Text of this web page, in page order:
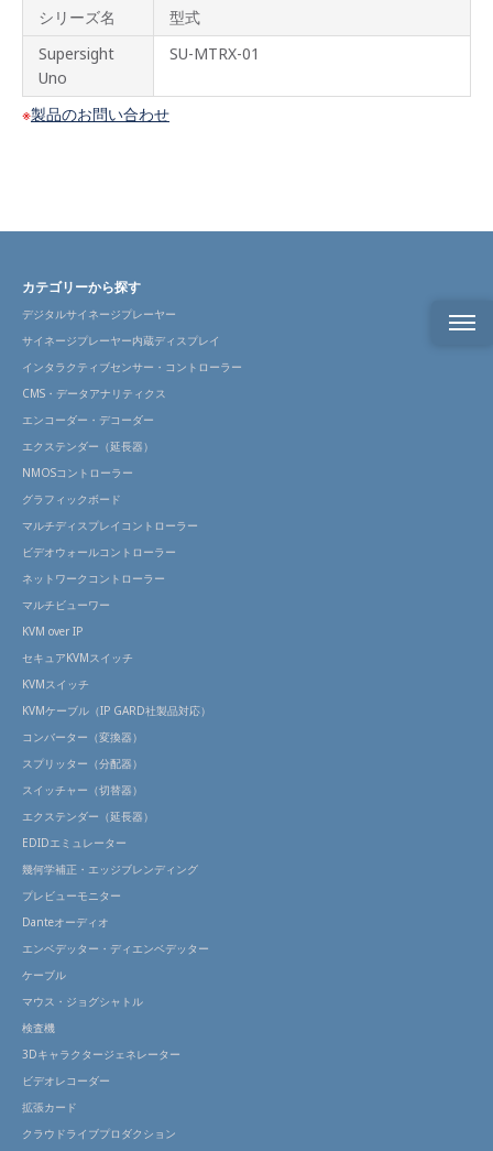
シリーズ名
型式
Supersight
Uno
SU-MTRX-01
製品のお問い合わせ
カテゴリーから探す
デジタルサイネージプレーヤー
サイネージプレーヤー内蔵ディスプレイ
インタラクティブセンサー・コントローラー
CMS・データアナリティクス
エンコーダー・デコーダー
エクステンダー（延長器）
NMOSコントローラー
グラフィックボード
マルチディスプレイコントローラー
ビデオウォールコントローラー
ネットワークコントローラー
マルチビューワー
KVM over IP
セキュアKVMスイッチ
KVMスイッチ
KVMケーブル（IP GARD社製品対応）
コンバーター（変換器）
スプリッター（分配器）
スイッチャー（切替器）
エクステンダー（延長器）
EDIDエミュレーター
幾何学補正・エッジブレンディング
プレビューモニター
Danteオーディオ
エンベデッター・ディエンベデッター
ケーブル
マウス・ジョグシャトル
検査機
3Dキャラクタージェネレーター
ビデオレコーダー
拡張カード
クラウドライブプロダクション